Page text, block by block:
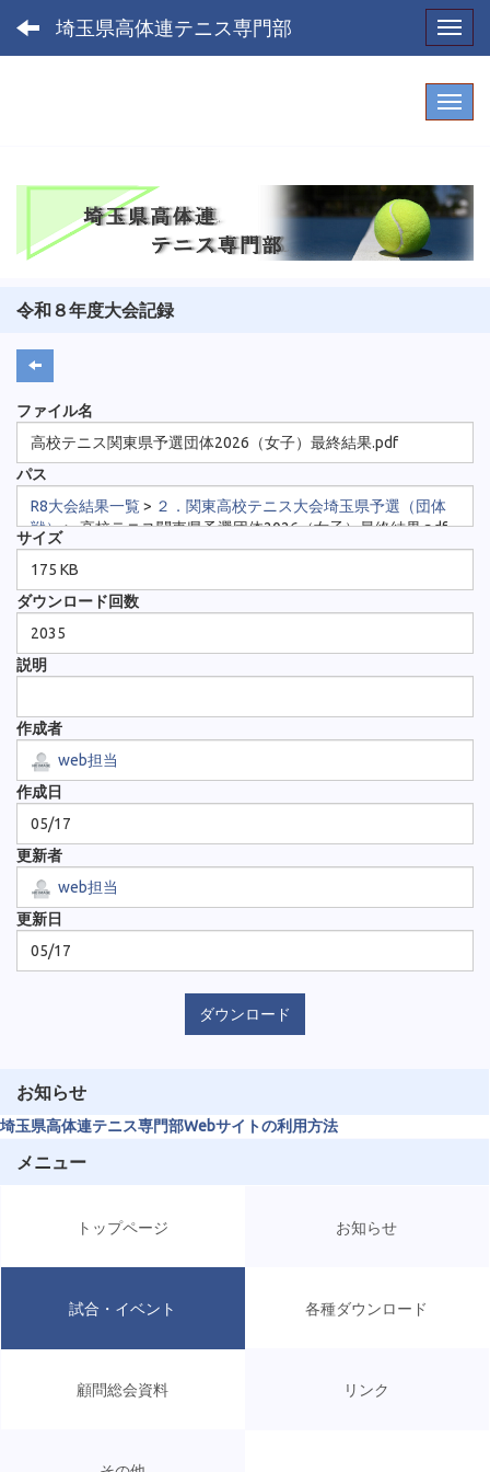
埼玉県高体連テニス専門部
令和８年度大会記録
ファイル名
高校テニス関東県予選団体2026（女子）最終結果.pdf
パス
R8大会結果一覧> ２．関東高校テニス大会埼玉県予選（団体
戦）>高校テニス関東県予選団体2026（女子）最終結果.pdf
サイズ
175 KB
ダウンロード回数
2035
説明
作成者
web担当
作成日
05/17
更新者
web担当
更新日
05/17
ダウンロード
お知らせ
埼玉県高体連テニス専門部Webサイトの利用方法
メニュー
トップページ お知らせ
試合・イベント 各種ダウンロード
顧問総会資料 リンク